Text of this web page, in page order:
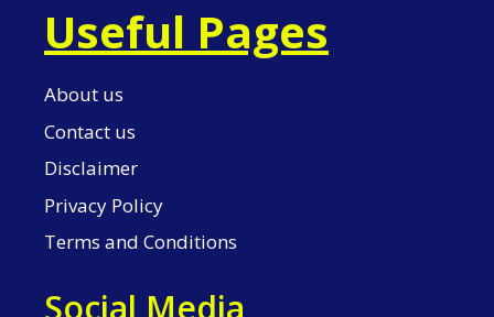
Useful Pages
About us
Contact us
Disclaimer
Privacy Policy
Terms and Conditions
Social Media